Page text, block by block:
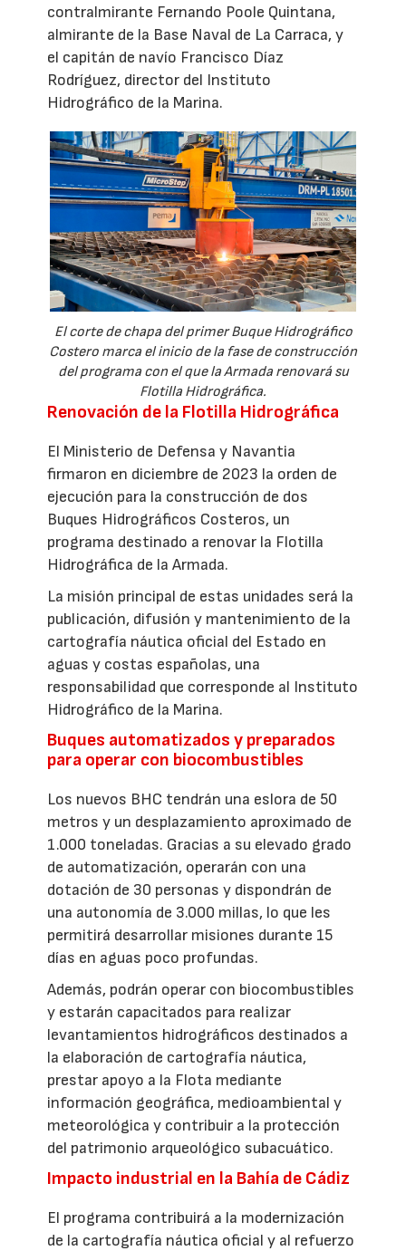
contralmirante Fernando Poole Quintana,
almirante de la Base Naval de La Carraca, y
el capitán de navío Francisco Díaz
Rodríguez, director del Instituto
Hidrográfico de la Marina.
El corte de chapa del primer Buque Hidrográfico
Costero marca el inicio de la fase de construcción
del programa con el que la Armada renovará su
Flotilla Hidrográfica.
Renovación de la Flotilla Hidrográfica
El Ministerio de Defensa y Navantia
firmaron en diciembre de 2023 la orden de
ejecución para la construcción de dos
Buques Hidrográficos Costeros, un
programa destinado a renovar la Flotilla
Hidrográfica de la Armada.
La misión principal de estas unidades será la
publicación, difusión y mantenimiento de la
cartografía náutica oficial del Estado en
aguas y costas españolas, una
responsabilidad que corresponde al Instituto
Hidrográfico de la Marina.
Buques automatizados y preparados
para operar con biocombustibles
Los nuevos BHC tendrán una eslora de 50
metros y un desplazamiento aproximado de
1.000 toneladas. Gracias a su elevado grado
de automatización, operarán con una
dotación de 30 personas y dispondrán de
una autonomía de 3.000 millas, lo que les
permitirá desarrollar misiones durante 15
días en aguas poco profundas.
Además, podrán operar con biocombustibles
y estarán capacitados para realizar
levantamientos hidrográficos destinados a
la elaboración de cartografía náutica,
prestar apoyo a la Flota mediante
información geográfica, medioambiental y
meteorológica y contribuir a la protección
del patrimonio arqueológico subacuático.
Impacto industrial en la Bahía de Cádiz
El programa contribuirá a la modernización
de la cartografía náutica oficial y al refuerzo